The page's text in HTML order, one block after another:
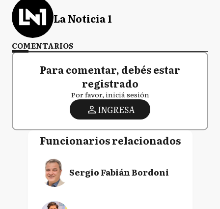
La Noticia 1
COMENTARIOS
Para comentar, debés estar
registrado
Por favor, iniciá sesión
INGRESA
Funcionarios relacionados
Sergio Fabián Bordoni